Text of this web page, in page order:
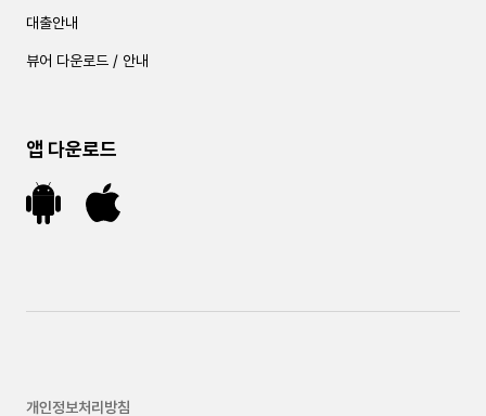
대출안내
뷰어 다운로드 / 안내
앱 다운로드
개인정보처리방침